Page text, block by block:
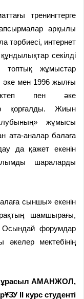
тренингтерге
арқылы
тәрбиесі, интернет
құндылықтар секілді
топтық жұмыстар
әке мен 1996 жылғы
пен әке
қорғалды. Жиын
жұмысы
ата-аналар балаға
да қажет екенін
шараларды
сыншы» екенін
шамшырағы,
Осындай форумдар
әкелер мектебінің
АМАНЖОЛ,
II курс студенті